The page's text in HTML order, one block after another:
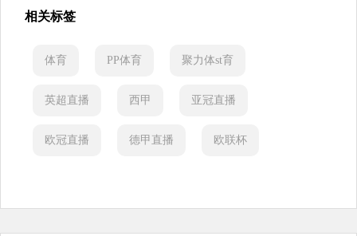
相关标签
体育 PP体育 聚力体st育
英超直播 西甲 亚冠直播
欧冠直播 德甲直播 欧联杯